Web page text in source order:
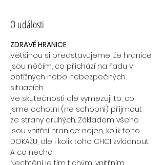
O události
ZDRAVÉ HRANICE
Většinou si představujeme, že hranice
jsou něčím, co přichází na řadu v
obtížných nebo nebezpečných
situacích.
Ve skutečnosti ale vymezují to, co
jsme ochotni (ne schopni) přijmout
ze strany druhých. Základem všeho
jsou vnitřní hranice: nejen, kolik toho
DOKÁŽU, ale i kolik toho CHCI zvládnout.
A co nechci.
Nechtění je tím tichým, vnitřním